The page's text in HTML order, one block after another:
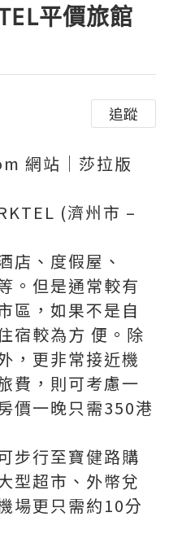
平價旅館
追蹤
網站｜莎拉版
(濟州市 –
店、度假屋、
。但是通常較有
區，如果不是自
宿較為方 便。除
，更非常接近機
費，則可考慮一
價一晚只需350港
步行至寶健路購
型超市、外幣兌
場更只需約10分